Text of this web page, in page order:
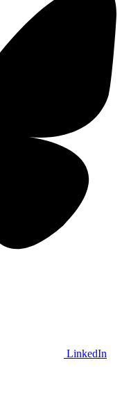
LinkedIn